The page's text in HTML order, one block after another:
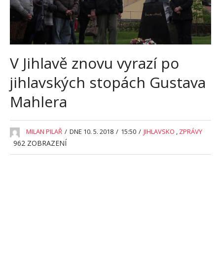
V Jihlavě znovu vyrazí po
jihlavských stopách Gustava
Mahlera
MILAN PILAŘ / DNE 10. 5. 2018 / 15:50 / JIHLAVSKO , ZPRÁVY
962 ZOBRAZENÍ